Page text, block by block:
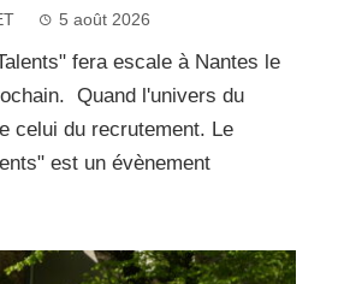
5 août 2026
fera escale à Nantes le
Quand l'univers du
celui du recrutement. Le
est un évènement